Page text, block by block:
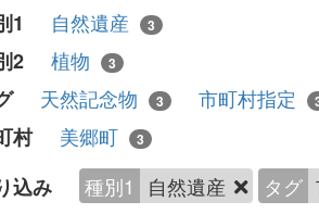
1 自然遺産 3
2 植物 3
天然記念物 3 市町村指定
村 美郷町 3
込み 種別1 自然遺産 タグ